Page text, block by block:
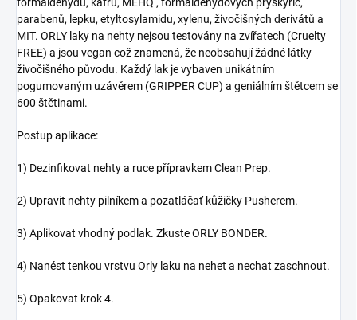
formaldehydu, kafru, MEHQ , formaldehydových pryskyřic,
parabenů, lepku, etyltosylamidu, xylenu, živočišných derivátů a
MIT. ORLY laky na nehty nejsou testovány na zvířatech (Cruelty
FREE) a jsou vegan což znamená, že neobsahují žádné látky
živočišného původu. Každý lak je vybaven unikátním
pogumovaným uzávěrem (GRIPPER CUP) a geniálním štětcem se
600 štětinami.
Postup aplikace:
1) Dezinfikovat nehty a ruce přípravkem Clean Prep.
2) Upravit nehty pilníkem a pozatláčať kůžičky Pusherem.
3) Aplikovat vhodný podlak. Zkuste ORLY BONDER.
4) Nanést tenkou vrstvu Orly laku na nehet a nechat zaschnout.
5) Opakovat krok 4.